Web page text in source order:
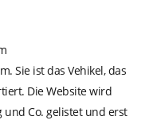
Sie ist das Vehikel, das
Die Website wird
und Co. gelistet und erst